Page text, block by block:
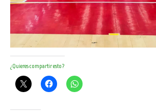
¿Quieres compartir esto?